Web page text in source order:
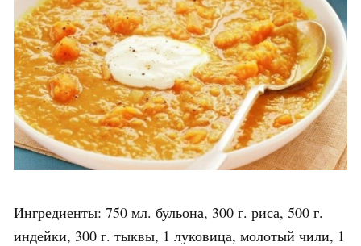
Ингредиенты: 750 мл. бульона, 300 г. риса, 500 г.
индейки, 300 г. тыквы, 1 луковица, молотый чили, 1